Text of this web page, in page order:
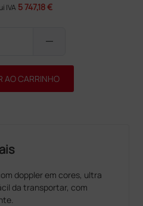
IVA 5 747,18 €
remove
AO CARRINHO
doppler em cores, ultra
da transportar, com